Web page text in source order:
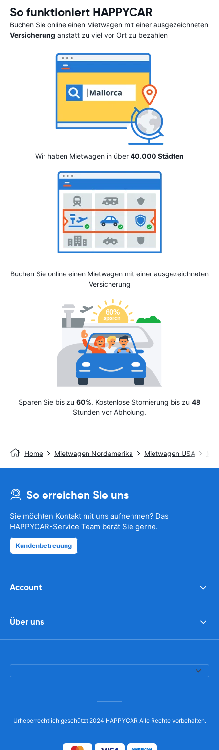
So funktioniert HAPPYCAR
Buchen Sie online einen Mietwagen mit einer ausgezeichneten
Versicherung anstatt zu viel vor Ort zu bezahlen
Wir haben Mietwagen in über 40.000 Städten
Buchen Sie online einen Mietwagen mit einer ausgezeichneten
Versicherung
Sparen Sie bis zu 60%. Kostenlose Stornierung bis zu 48
Stunden vor Abholung.
Home Mietwagen Nordamerika Mietwagen USA
So erreichen Sie uns
Sie möchten Kontakt mit uns aufnehmen? Das
HAPPYCAR-Service Team berät Sie gerne.
Kundenbetreuung
Account
Über uns
Urheberrechtlich geschützt 2024 HAPPYCAR Alle Rechte vorbehalten.